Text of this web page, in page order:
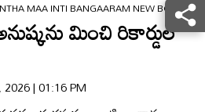
MAA INTI BANGAARAM NEW BOX
మించి రికార్డుల
| 01:16 PM